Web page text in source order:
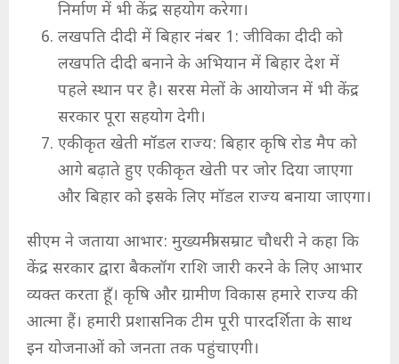
निर्माण में भी केंद्र सहयोग करेगा।
लखपति दीदी में बिहार नंबर 1: जीविका दीदी को
लखपति दीदी बनाने के अभियान में बिहार देश में
पहले स्थान पर है। सरस मेलों के आयोजन में भी केंद्र
सरकार पूरा सहयोग देगी।
एकीकृत खेती मॉडल राज्य: बिहार कृषि रोड मैप को
आगे बढ़ाते हुए एकीकृत खेती पर जोर दिया जाएगा
और बिहार को इसके लिए मॉडल राज्य बनाया जाएगा।
सीएम ने जताया आभार: मुख्यमंत्री सम्राट चौधरी ने कहा कि
केंद्र सरकार द्वारा बैकलॉग राशि जारी करने के लिए आभार
व्यक्त करता हूँ। कृषि और ग्रामीण विकास हमारे राज्य की
आत्मा हैं। हमारी प्रशासनिक टीम पूरी पारदर्शिता के साथ
इन योजनाओं को जनता तक पहुंचाएगी।